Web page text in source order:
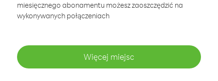
miesięcznego abonamentu możesz zaoszczędzić na
wykonywanych połączeniach
Więcej miejsc